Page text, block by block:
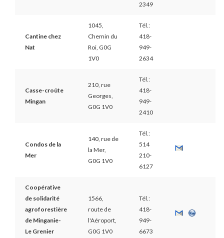
2349
Cantine chez
Nat
1045,
Chemin du
Roi, G0G
1V0
Tél.:
418-
949-
2634
Casse-croûte
Mingan
210, rue
Georges,
G0G 1V0
Tél.:
418-
949-
2410
Condos de la
Mer
140, rue de
la Mer,
G0G 1V0
Tél.:
514
210-
6127
Coopérative
de solidarité
agroforestière
de Minganie-
Le Grenier
1566,
route de
l'Aéroport,
G0G 1V0
Tél.:
418-
949-
6673